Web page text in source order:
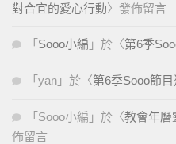
對合宜的愛心行動〉發佈留言
「 Sooo小編 」於〈第6季
「 yan 」於〈第6季Sooo節
「 Sooo小編 」於〈教會年曆
佈留言